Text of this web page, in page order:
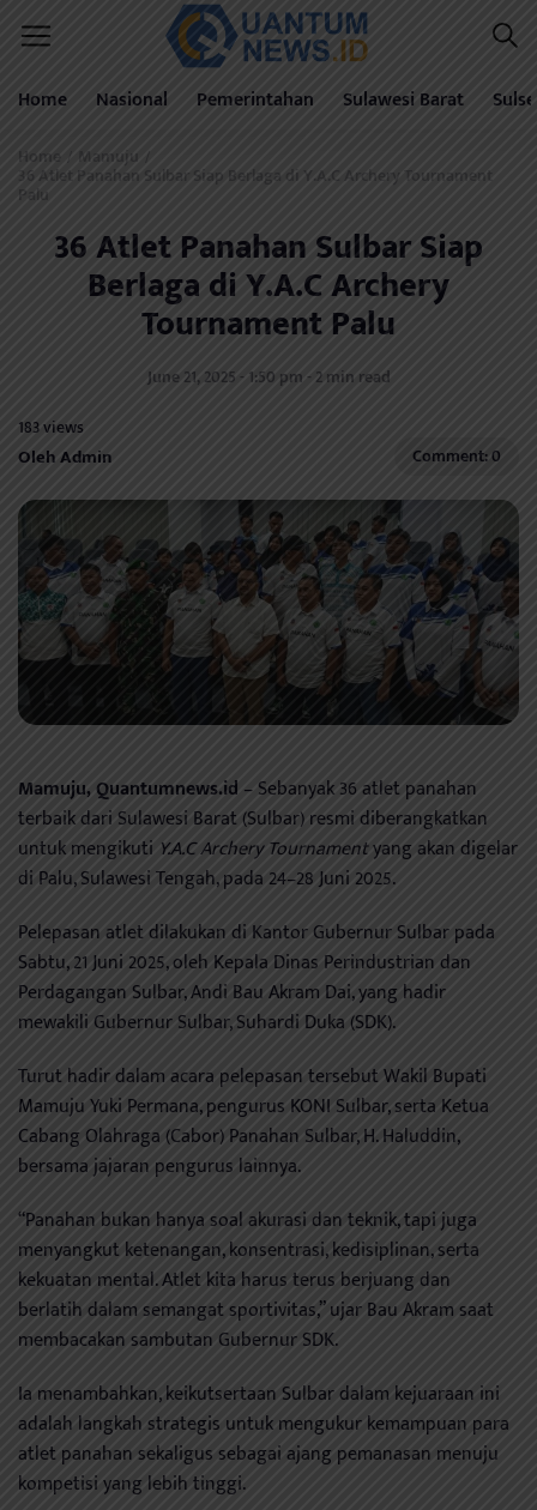
Home Nasional Pemerintahan Sulawesi Barat
Home / Mamuju /
36 Atlet Panahan Sulbar Siap Berlaga di Y.A.C Archery Tournament
Palu
36 Atlet Panahan Sulbar Siap
Berlaga di Y.A.C Archery
Tournament Palu
June 21, 2025 - 1:50 pm - 2 min read
183 views
Oleh Admin Comment: 0
Mamuju, Quantumnews.id – Sebanyak 36 atlet panahan
terbaik dari Sulawesi Barat (Sulbar) resmi diberangkatkan
untuk mengikuti Y.A.C Archery Tournamentyang akan digelar
di Palu, Sulawesi Tengah, pada 24–28 Juni 2025.
Pelepasan atlet dilakukan di Kantor Gubernur Sulbar pada
Sabtu, 21 Juni 2025, oleh Kepala Dinas Perindustrian dan
Perdagangan Sulbar, Andi Bau Akram Dai, yang hadir
mewakili Gubernur Sulbar, Suhardi Duka (SDK).
Turut hadir dalam acara pelepasan tersebut Wakil Bupati
Mamuju Yuki Permana, pengurus KONI Sulbar, serta Ketua
Cabang Olahraga (Cabor) Panahan Sulbar, H. Haluddin,
bersama jajaran pengurus lainnya.
“Panahan bukan hanya soal akurasi dan teknik, tapi juga
menyangkut ketenangan, konsentrasi, kedisiplinan, serta
kekuatan mental. Atlet kita harus terus berjuang dan
berlatih dalam semangat sportivitas,” ujar Bau Akram saat
membacakan sambutan Gubernur SDK.
Ia menambahkan, keikutsertaan Sulbar dalam kejuaraan ini
adalah langkah strategis untuk mengukur kemampuan para
atlet panahan sekaligus sebagai ajang pemanasan menuju
kompetisi yang lebih tinggi.